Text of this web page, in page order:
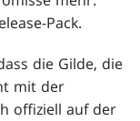
Pack.
die Gilde, die
mit der
offiziell auf der